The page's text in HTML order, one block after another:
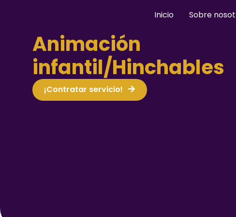
Inicio Sobre
Animación
infantil/Hinchables
¡Contratar servicio!